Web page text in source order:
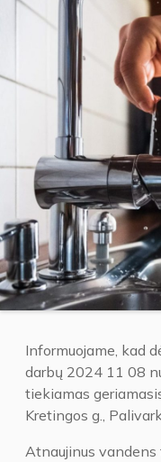
Informuojame, kad
darbų 2024 11 08
tiekiamas
Kretingos g.,
Atnaujinus